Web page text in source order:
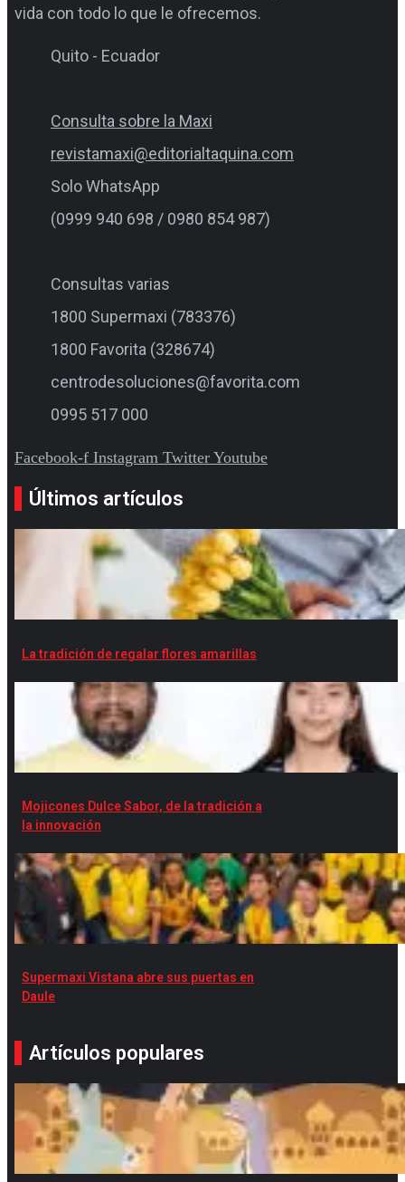
vida con todo lo que le ofrecemos.
Quito - Ecuador
Consulta sobre la Maxi
revistamaxi@editorialtaquina.com
Solo WhatsApp
(0999 940 698 / 0980 854 987)
Consultas varias
1800 Supermaxi (783376)
1800 Favorita (328674)
centrodesoluciones@favorita.com
0995 517 000
Facebook-f Instagram Twitter Youtube
Últimos artículos
La tradición de regalar flores amarillas
Mojicones Dulce Sabor, de la tradición a
la innovación
Supermaxi Vistana abre sus puertas en
Daule
Artículos populares